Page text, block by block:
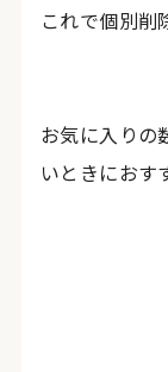
これで個別削
お気に入りの
いときにおす